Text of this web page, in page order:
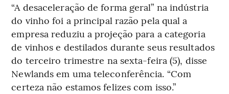
“A desaceleração de forma geral” na indústria
do vinho foi a principal razão pela qual a
empresa reduziu a projeção para a categoria
de vinhos e destilados durante seus resultados
do terceiro trimestre na sexta-feira (5), disse
Newlands em uma teleconferência. “Com
certeza não estamos felizes com isso.”